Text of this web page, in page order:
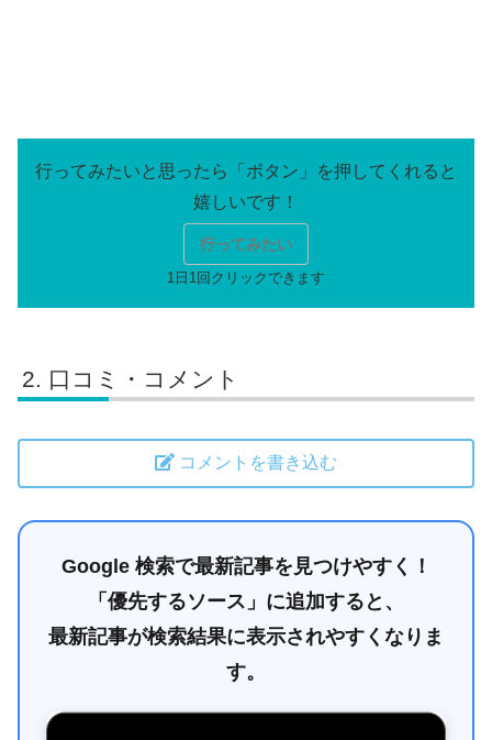
行ってみたい
口コミ・コメント
コメントを書き込む
Google 検索で最新記事を見つけやすく！
「優先するソース」に追加すると、
最新記事が検索結果に表示されやすくなりま
す。